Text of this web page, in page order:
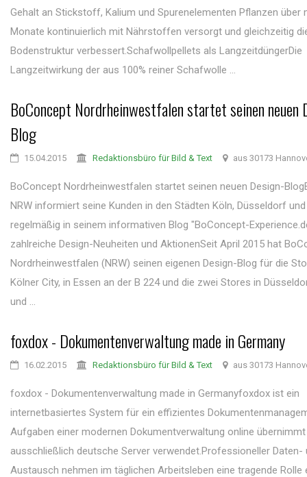
Gehalt an Stickstoff, Kalium und Spurenelementen Pflanzen über
Monate kontinuierlich mit Nährstoffen versorgt und gleichzeitig
Bodenstruktur verbessert.Schafwollpellets als LangzeitdüngerDie
Langzeitwirkung der aus 100% reiner Schafwolle ...
BoConcept Nordrheinwestfalen startet seinen neuen
Blog
15.04.2015 Redaktionsbüro für Bild & Text aus 30173
BoConcept Nordrheinwestfalen startet seinen neuen Design-
NRW informiert seine Kunden in den Städten Köln, Düsseldorf
regelmäßig in seinem informativen Blog "BoConcept-
zahlreiche Design-Neuheiten und AktionenSeit April 2015 hat
Nordrheinwestfalen (NRW) seinen eigenen Design-Blog für die
Kölner City, in Essen an der B 224 und die zwei Stores in
und ...
foxdox - Dokumentenverwaltung made in Germany
16.02.2015 Redaktionsbüro für Bild & Text aus 30173
foxdox - Dokumentenverwaltung made in Germanyfoxdox ist ein
internetbasiertes System für ein effizientes
Aufgaben einer modernen Dokumentverwaltung online
ausschließlich deutsche Server verwendet.Professioneller
Austausch nehmen im täglichen Arbeitsleben eine tragende Rolle